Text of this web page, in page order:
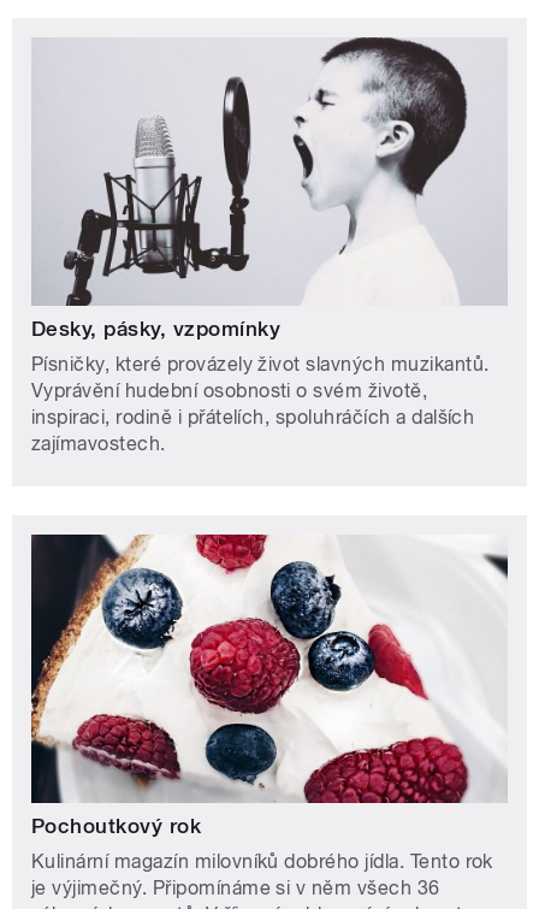
Desky, pásky, vzpomínky
Písničky, které provázely život slavných muzikantů.
Vyprávění hudební osobnosti o svém životě,
inspiraci, rodině i přátelích, spoluhráčích a dalších
zajímavostech.
Pochoutkový rok
Kulinární magazín milovníků dobrého jídla. Tento rok
je výjimečný. Připomínáme si v něm všech 36